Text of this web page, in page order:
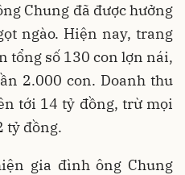
Chung đã được hưởng
ngào. Hiện nay, trang
tổng số 130 con lợn nái,
2.000 con. Doanh thu
tới 14 tỷ đồng, trừ mọi
tỷ đồng.
gia đình ông Chung